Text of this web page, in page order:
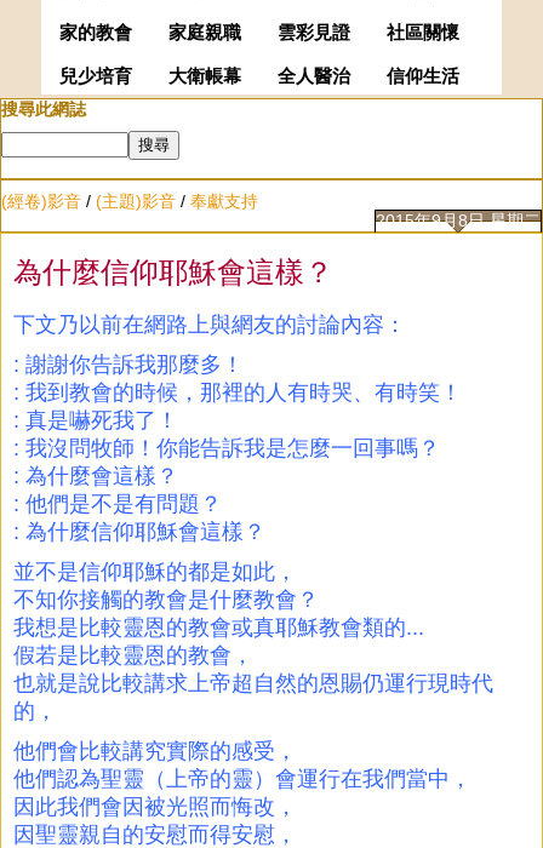
家的教會 家庭親職 雲彩見證 社區關懷
兒少培育 大衛帳幕 全人醫治
信仰生活
搜尋此網誌
(經卷)影音 / (主題)影音 / 奉獻支持
2015年9月8日 星期二
為什麼信仰耶穌會這樣？
下文乃以前在網路上與網友的討論內容：
: 謝謝你告訴我那麼多！
: 我到教會的時候，那裡的人有時哭、有時笑！
: 真是嚇死我了！
: 我沒問牧師！你能告訴我是怎麼一回事嗎？
: 為什麼會這樣？
: 他們是不是有問題？
: 為什麼信仰耶穌會這樣？
並不是信仰耶穌的都是如此，
不知你接觸的教會是什麼教會？
我想是比較靈恩的教會或真耶穌教會類的...
假若是比較靈恩的教會，
也就是說比較講求上帝超自然的恩賜仍運行現時代
的，
他們會比較講究實際的感受，
他們認為聖靈（上帝的靈）會運行在我們當中，
因此我們會因被光照而悔改，
因聖靈親自的安慰而得安慰，